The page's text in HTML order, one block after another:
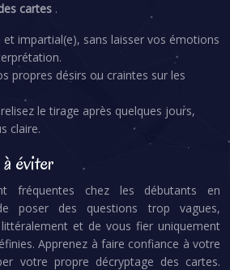
cartes .
impartial(e), sans laisser vos émotions
propres désirs ou craintes sur les
le tirage après quelques jours,
claire.
éviter
fréquentes chez les débutants en
poser des questions trop vagues,
littéralement et de vous fier uniquement
Apprenez à faire confiance à votre
votre propre décryptage des cartes.